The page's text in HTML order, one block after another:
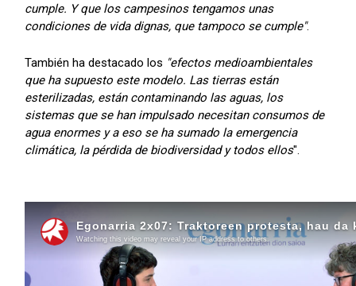
cumple. Y que los campesinos tengamos unas
condiciones de vida dignas, que tampoco se cumple".
También ha destacado los "efectos medioambientales
que ha supuesto este modelo. Las tierras están
esterilizadas, están contaminando las aguas, los
sistemas que se han impulsado necesitan consumos de
agua enormes y a eso se ha sumado la emergencia
climática, la pérdida de biodiversidad y todos ellos".